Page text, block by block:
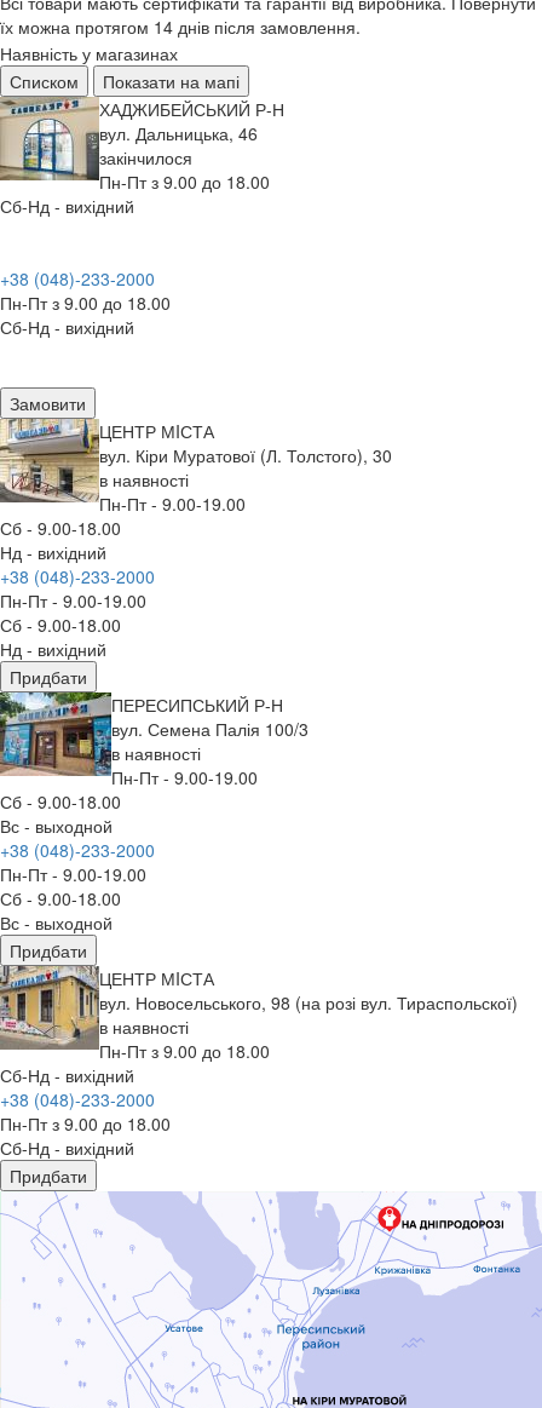
їх можна протягом 14 днів після замовлення.
Наявність у магазинах
Списком
Показати на мапі
ХАДЖИБЕЙСЬКИЙ Р-Н
вул. Дальницька, 46
закінчилося
Пн-Пт з 9.00 до 18.00
Сб-Нд - вихідний
+38 (048)-233-2000
Пн-Пт з 9.00 до 18.00
Сб-Нд - вихідний
Замовити
ЦЕНТР МIСТА
вул. Кіри Муратової (Л. Толстого), 30
в наявності
Пн-Пт - 9.00-19.00
Сб - 9.00-18.00
Нд - вихідний
+38 (048)-233-2000
Пн-Пт - 9.00-19.00
Сб - 9.00-18.00
Нд - вихідний
Придбати
ПЕРЕСИПСЬКИЙ Р-Н
вул. Семена Палія 100/3
в наявності
Пн-Пт - 9.00-19.00
Сб - 9.00-18.00
Вс - выходной
+38 (048)-233-2000
Пн-Пт - 9.00-19.00
Сб - 9.00-18.00
Вс - выходной
Придбати
ЦЕНТР МIСТА
вул. Новосельського, 98 (на розі вул. Тираспольскої)
в наявності
Пн-Пт з 9.00 до 18.00
Сб-Нд - вихідний
+38 (048)-233-2000
Пн-Пт з 9.00 до 18.00
Сб-Нд - вихідний
Придбати